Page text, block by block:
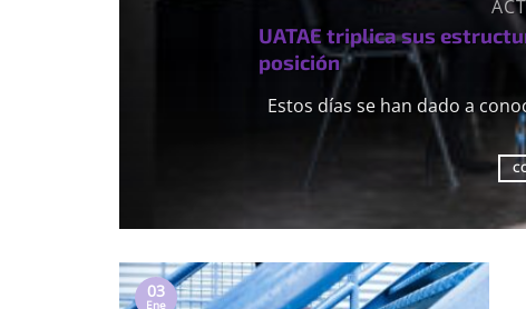
UATAE triplica sus
posición
Estos días se han dado a
03
Ene